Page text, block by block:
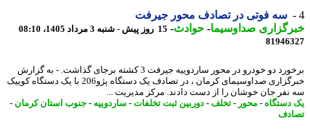
سه فوتی در تصادف محور جیرفت
صداوسیما-حوادث -15 روز پیش - شنبه 3 مرداد 1405، 08:10
برخورد دو خودرو در محور ساردوییه جیرفت 3 کشته برجای گذاشت. - به گزارش
خبرگزاری صداوسیمای کرمان ، در تصادف یک دستگاه پژو206 با یک دستگاه کوییک
جان خوشان را از دست دادند. مرکز مدیریت ...
-محور-تخلف-دوربین ثبت تخلفات-ساردوییه-جنوب استان کرمان -